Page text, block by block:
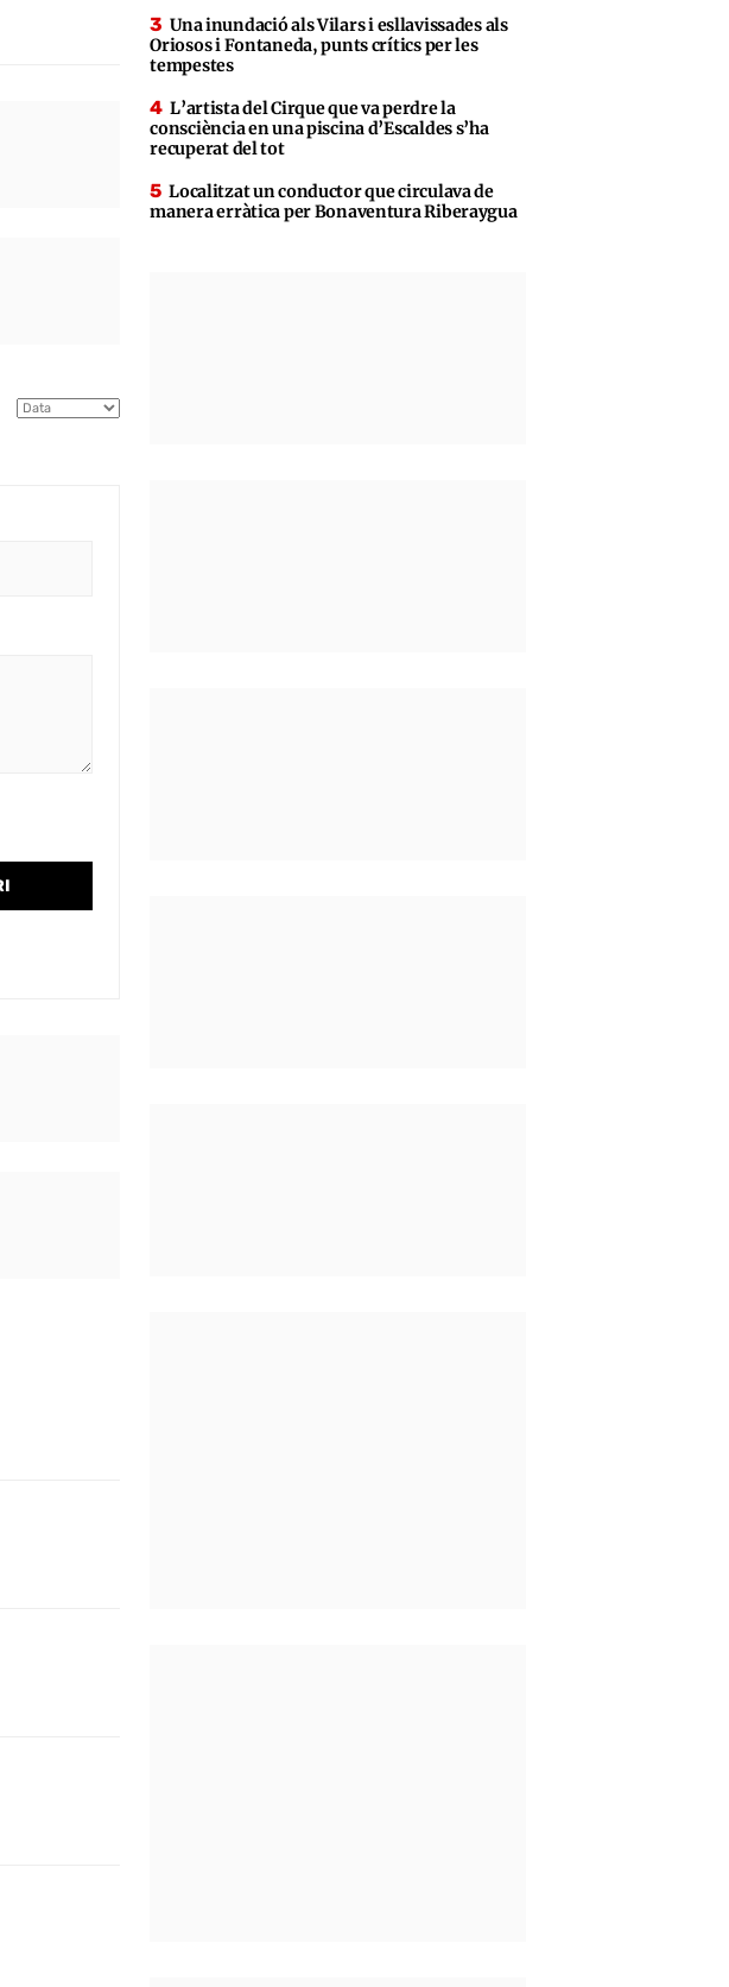
Una inundació als Vilars i esllavissades als
Oriosos i Fontaneda, punts crítics per les
tempestes
L’artista del Cirque que va perdre la
consciència en una piscina d’Escaldes s’ha
recuperat del tot
Localitzat un conductor que circulava de
manera erràtica per Bonaventura Riberaygua